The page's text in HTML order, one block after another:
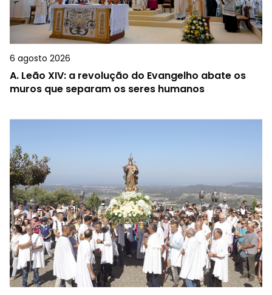
6 agosto 2026
A. Leão XIV: a revolução do Evangelho abate os
muros que separam os seres humanos